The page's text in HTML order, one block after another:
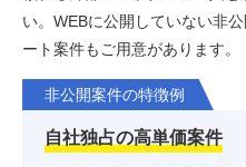
い。 WEBに公開していない非
ート案件もご用意があります。
非公開案件の特徴例
自社独占の高単価案件